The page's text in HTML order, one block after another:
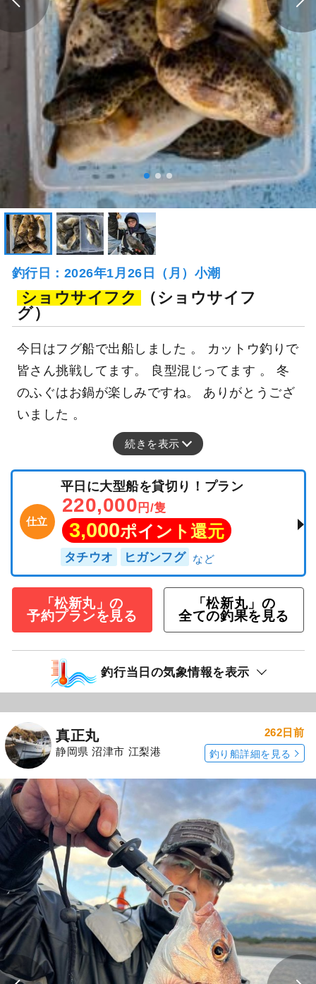
釣行日：2026年1月26日（月）小潮
ショウサイフク
（ショウサイフ
グ）
今日はフグ船で出船しました 。 カットウ釣りで
皆さん挑戦してます。 良型混じってます 。 冬
のふぐはお鍋が楽しみですね。 ありがとうござ
いました 。
続きを表示
仕立
平日に大型船を貸切り！プラン
220,000 円/隻
3,000ポイント還元
タチウオ ヒガンフグ
「松新丸」の
予約プランを見る
「松新丸」の
全ての釣果を見る
釣行当日の気象情報を表示
真正丸
静岡県 沼津市 江梨港
262日前
釣り船詳細を見る